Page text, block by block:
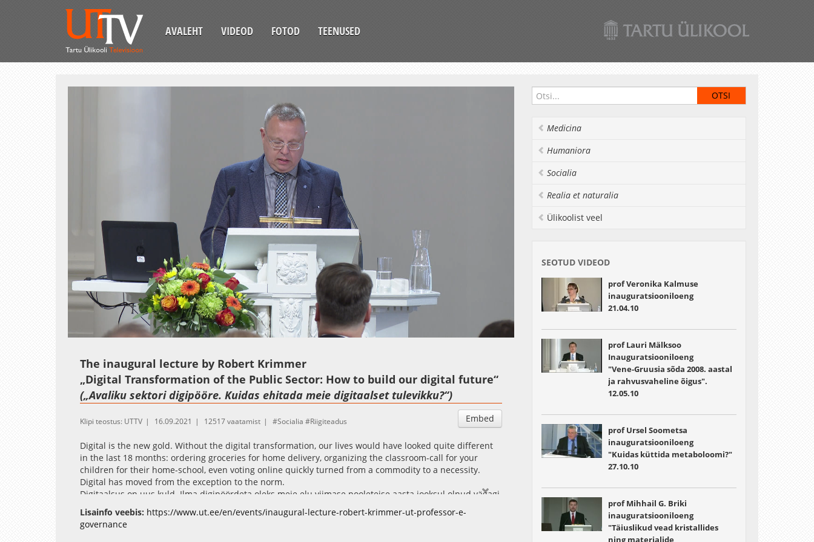
AVALEHT VIDEOD FOTOD TEENUSED
Unmute Loaded:
The inaugural lecture by Robert Krimmer
„Digital Transformation of the Public Sector: How to build our digital future“
(„Avaliku sektori digipööre. Kuidas ehitada meie digitaalset tulevikku?“)
Embed
Klipi teostus: UTTV 16.09.2021 12517 vaatamist Socialia Riigiteadus
Digital is the new gold. Without the digital transformation, our lives would have looked quite different
in the last 18 months: ordering groceries for home delivery, organizing the classroom-call for your
children for their home-school, even voting online quickly turned from a commodity to a necessity.
Digital has moved from the exception to the norm.
Digitaalsus on uus kuld. Ilma digipöördeta oleks meie elu viimase pooleteise aasta jooksul olnud vägagi
internetis hääletamine on lühikese ajaga muutunud igapäevaseks vajaduseks. Digiteenused pole enam
erand, vaid normaalsus.
Lisainfo veebis: https://www.ut.ee/en/events/inaugural-lecture-robert-krimmer-ut-professor-e-
governance
Medicina
Humaniora
Socialia
Realia et naturalia
Ülikoolist veel
SEOTUD VIDEOD
prof Veronika Kalmuse
inauguratsiooniloeng
21.04.10
prof Lauri Mälksoo
Inauguratsiooniloeng
"Vene-Gruusia sõda 2008. aastal
ja rahvusvaheline õigus".
12.05.10
prof Ursel Soometsa
inauguratsiooniloeng
"Kuidas küttida metaboloomi?"
27.10.10
prof Mihhail G. Briki
inauguratsiooniloeng
"Täiuslikud vead kristallides
ning materjalide